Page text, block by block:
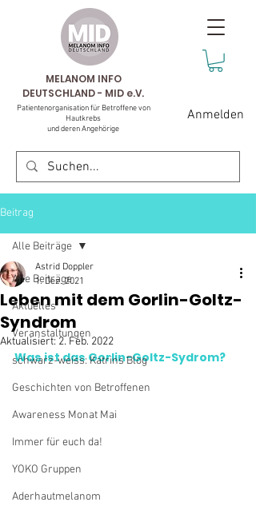
MELANOM INFO
DEUTSCHLAND - MID e.V.
Patientenorganisation für Betroffene von
Hautkrebs
und deren Angehörige
Anmelden
Beitrag
Alle Beiträge
Aktuelles
Veranstaltungen
schwarz-weiss: Katrins Blog
Geschichten von Betroffenen
Awareness Monat Mai
Immer für euch da!
YOKO Gruppen
Aderhautmelanom
Alle Beiträge
Leben mit dem Gorlin-Goltz-
Syndrom
Astrid Doppler
1. Dez. 2021
Aktualisiert: 2. Feb. 2022
Was ist das Gorlin-Goltz-Sydrom?